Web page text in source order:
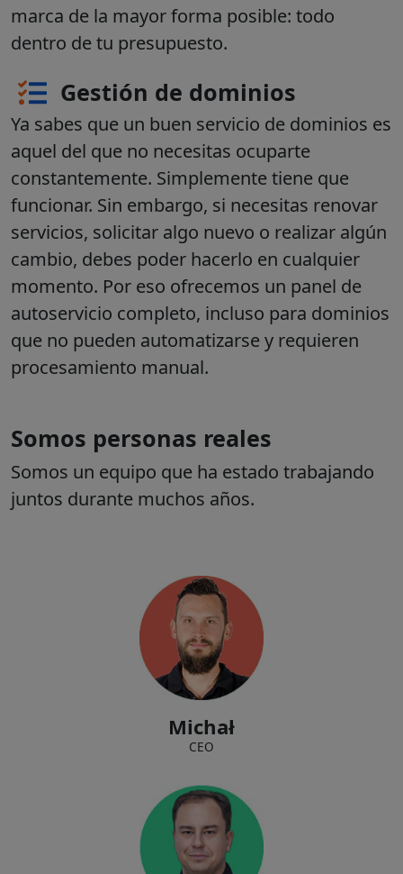
marca de la mayor forma posible: todo
dentro de tu presupuesto.
Gestión de dominios
Ya sabes que un buen servicio de dominios es
aquel del que no necesitas ocuparte
constantemente. Simplemente tiene que
funcionar. Sin embargo, si necesitas renovar
servicios, solicitar algo nuevo o realizar algún
cambio, debes poder hacerlo en cualquier
momento. Por eso ofrecemos un panel de
autoservicio completo, incluso para dominios
que no pueden automatizarse y requieren
procesamiento manual.
Somos personas reales
Somos un equipo que ha estado trabajando
juntos durante muchos años.
Michał
CEO
Definir la dirección y estrategia comercial de la empresa, comunicarse
con el mercado, proporcionar atención y asesoramiento directo en los
proyectos clave de nuestros clientes.
Definir la estrategia tecnológica de la empresa, garantizar la estabilidad y